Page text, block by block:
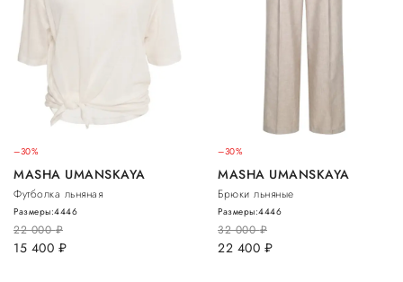
–30%
MASHA UMANSKAYA
Футболка льняная
22 000руб.
15 400 руб.
Размеры:4446
–30%
MASHA UMANSKAYA
Брюки льняные
32 000руб.
22 400 руб.
Размеры:4446